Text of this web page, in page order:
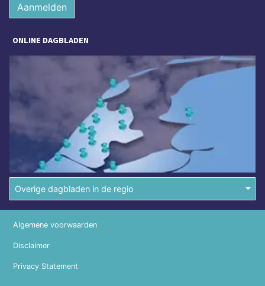
Aanmelden
ONLINE DAGBLADEN
Overige dagbladen in de regio
Algemene voorwaarden
Disclaimer
Privacy Statement